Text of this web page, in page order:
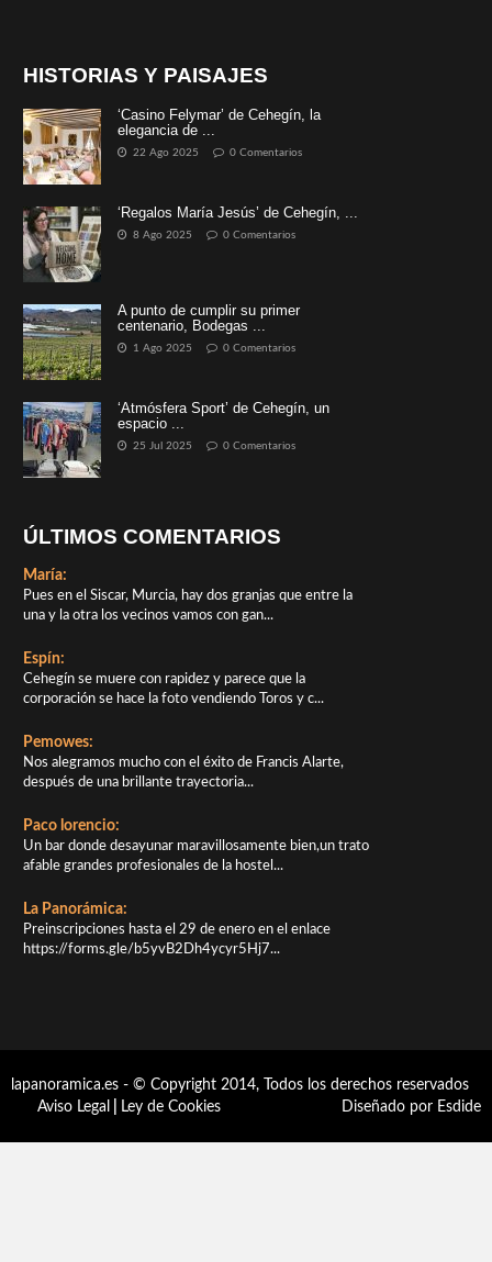
HISTORIAS Y PAISAJES
‘Casino Felymar’ de Cehegín, la
elegancia de ...
22 Ago 2025 0 Comentarios
‘Regalos María Jesús’ de Cehegín, ...
8 Ago 2025 0 Comentarios
A punto de cumplir su primer
centenario, Bodegas ...
1 Ago 2025 0 Comentarios
‘Atmósfera Sport’ de Cehegín, un
espacio ...
25 Jul 2025 0 Comentarios
ÚLTIMOS COMENTARIOS
María:
Pues en el Siscar, Murcia, hay dos granjas que entre la
una y la otra los vecinos vamos con gan...
Espín:
Cehegín se muere con rapidez y parece que la
corporación se hace la foto vendiendo Toros y c...
Pemowes:
Nos alegramos mucho con el éxito de Francis Alarte,
después de una brillante trayectoria...
Paco lorencio:
Un bar donde desayunar maravillosamente bien,un trato
afable grandes profesionales de la hostel...
La Panorámica:
Preinscripciones hasta el 29 de enero en el enlace
https://forms.gle/b5yvB2Dh4ycyr5Hj7...
lapanoramica.es - © Copyright 2014, Todos los derechos reservados
Aviso Legal
Ley de Cookies Diseñado por Esdide